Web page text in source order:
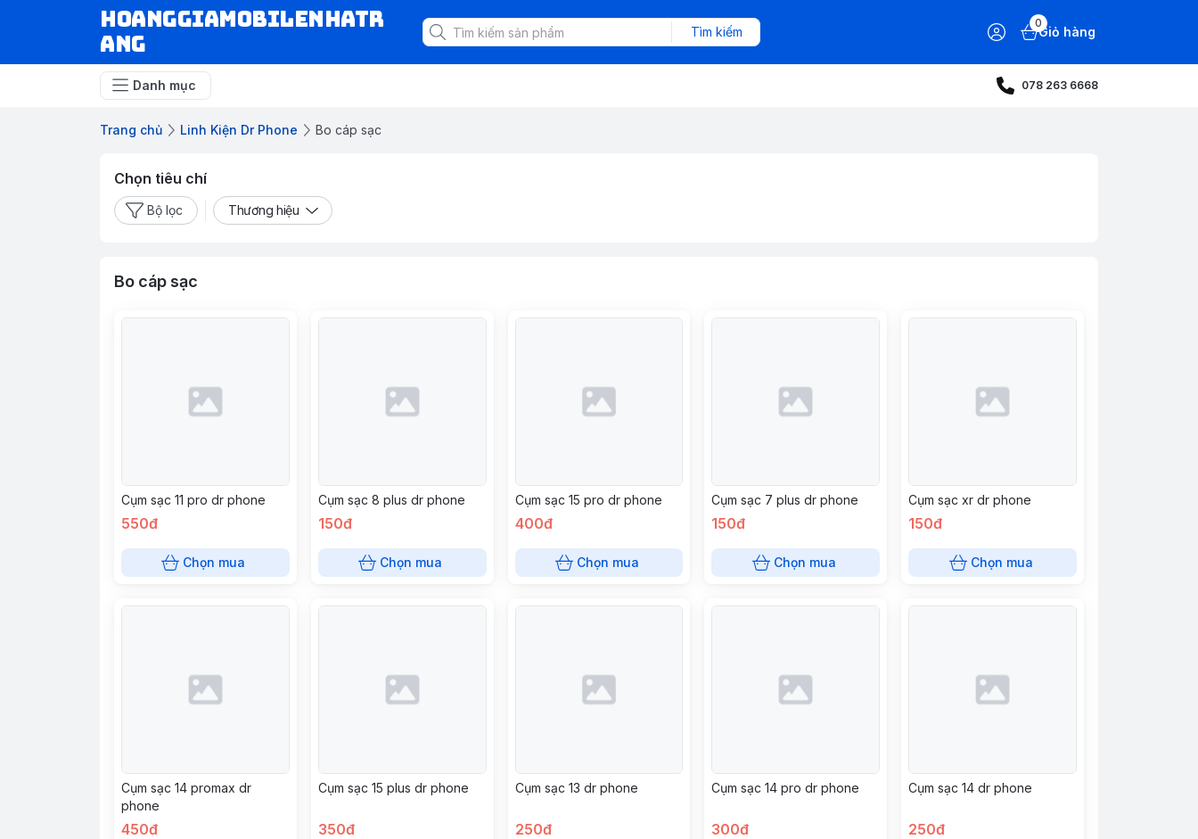
hoanggiamobilenhatr
ang
Tìm kiếm
0
Giỏ hàng
Danh mục 078 263 6668
Trang chủ Linh Kiện Dr Phone Bo cáp sạc
Chọn tiêu chí
Bộ lọc Thương hiệu
Bo cáp sạc
Cụm sạc 11 pro dr phone
550đ
Chọn mua
Cụm sạc 8 plus dr phone
150đ
Chọn mua
Cụm sạc 15 pro dr phone
400đ
Chọn mua
Cụm sạc 7 plus dr phone
150đ
Chọn mua
Cụm sạc xr dr phone
150đ
Chọn mua
Cụm sạc 14 promax dr
phone
450đ
Cụm sạc 15 plus dr phone
350đ
Cụm sạc 13 dr phone
250đ
Cụm sạc 14 pro dr phone
300đ
Cụm sạc 14 dr phone
250đ